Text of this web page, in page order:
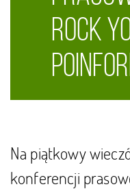
Rock
Na piątkowy
konferencji